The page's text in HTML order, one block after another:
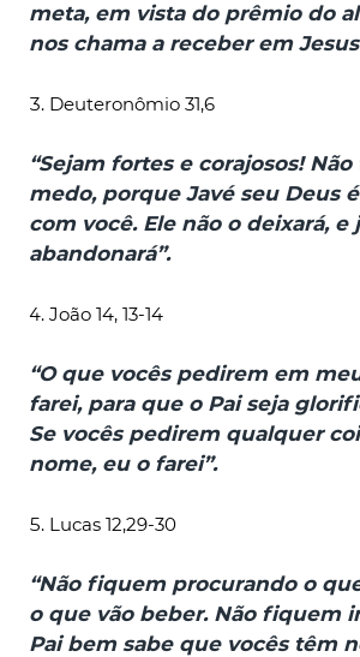
meta, em vista do prêmio do
nos chama a receber em Jesus
Deuteronômio 31,6
“Sejam fortes e corajosos!
medo, porque Javé seu Deus
com você. Ele não o deixará, e
abandonará”.
João 14, 13-14
“O que vocês pedirem em
farei, para que o Pai seja
Se vocês pedirem qualquer
nome, eu o farei”.
Lucas 12,29-30
“Não fiquem procurando o
o que vão beber. Não fiquem
Pai bem sabe que vocês têm